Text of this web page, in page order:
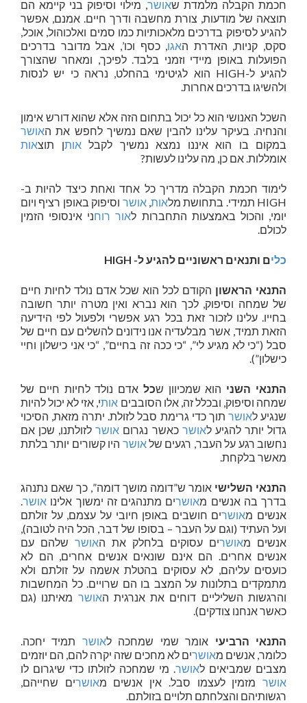
חכמת הקבלה מלמדת שאושר, מילוי וסיפוק בני קיימא הם
תוצאה של מודעות, צורת מחשבה ודרך חיים. אמנם, אפשר
להגיע לסיפוק בדרכים מלאכותיות כמו סמים ואלכוהול, אוכל,
סקס, קניות, האדרת האגו, כסף וכו’, אבל מדובר בדרכים
הפועלות באופן מיידי וזמני בלבד. לפיכך, ומאחר שהצורך
להגיע ל-HIGH הוא לגיטימי בהחלט, נראה כי יש לנסות
ולהשיגו בדרכים אחרות.
השכל האנושי הוא כל יכול בתחום הזה אלא שהוא דורש אימון
והנחיה. בעיקר עלינו להבין שאם נמשיך לחפש את האושר
במקום בו הוא איננו נמצא נמשיך לקבלאותן תוצאות
אומללות. אם כן, מה עלינו לעשות?
לימוד חכמת הקבלה מדריך כל אחד ואחת כיצד להיות ב-
HIGH תמידי. בתחושת מל
אות,אושר וסיפוק באופן רציף ויום
יומי, והכול באמצעות התחברות לאור רוחני אינסופי הזמין
לכולם.
כלים ותנאים ראשוניים להגיע ל- HIGH
התנאי הראשון הקודם לכל הוא שכל אדם נולד לחיות חיים
של שמחה וסיפוק, לכך הוא נברא ואין מטרה יותר חשובה
בחייו. עלינו לזכור זאת בכל רגע אפשרי ולפעול לפי הידיעה
הזאת תמיד, אשר מבלעדיה אנו נידונים להשלים עם חיים של
סבל (“כי לא מגיע לי”, “כי ככה זה בחיים”, “כי אני כישלון וחיי
כישלון”).
התנאי השני הוא שמכיוון שכל אדם נולד לחיות חיים של
שמחה וסיפוק, ובכלל זה, אלו הסובבים אותי, אזי לא יכול להיות
שנגיע לאושר תוך כדי גרימת סבל לזולת. יתרה מזאת, הסיכוי
גדול יותר להגיע לאושר כאשר נגרום אושרלזולתנו, שכן אם
נחשוב רגע על העבר, רגעים שלאושר היו קשורים יותר בלתת
מאשר בלקחת.
התנאי השלישי אומר ש”דומה מושך דומה”, כך שאם נתנהג
בדרך בה אנשים מאושרים מתנהגים זה ימשוך אלינו אושר.
אנשים מאושרים חושבים באופן חיובי על עצמם, על זולתם
ועל העתיד (וגם על העבר – בסופו של דבר, הכל היה לטובה),
אנשים מאושרים עסוקים בלחלק את האושר שלהם עם
אנשים אחרים. הם אינם שונאים אנשים אחרים, הם לא
כועסים עליהם, לא עסוקים בהטלת אשמה על זולתם ולא
מתמקדים בתלונות על המצב בו הם שרויים. כל המחשבות
והרגשות השליליים דוחים את אנרגית האושר מאיתנו (גם
כאשר אנחנו צודקים).
התנאי הרביעי אומר שמי שמחכה לאושר תמיד יחכה.
כלומר, אנשים מאושרים לא מחכים שזה יקרה להם, הם יוזמים
מצבים שמביאים לאושר. מי שמחכה לזולתו כדי שיגרום לו
אושרמזמין לעצמו סבל. אין אנשים מאושרים שחייהם,
רגשותיהם והצלחתם תלויים בזולתם.